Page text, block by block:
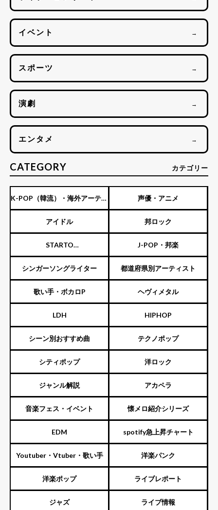
イベント →
スポーツ →
演劇 →
エンタメ →
CATEGORY カテゴリー
K-POP（韓流）・海外アーティ
スト
声優・アニメ
アイドル 邦ロック
STARTO
ENTERTAINMENT（旧ジャニ
ーズ）
J-POP・邦楽
シンガーソングライター 都道府県別アーティスト
歌い手・ボカロP ヘヴィメタル
LDH HIPHOP
シーン別おすすめ曲 テクノポップ
シティポップ 洋ロック
ジャンル解説 アカペラ
音楽フェス・イベント 懐メロ紹介シリーズ
EDM spotify急上昇チャート
Youtuber・Vtuber・歌い手 洋楽パンク
洋楽ポップ ライブレポート
ジャズ ライブ情報